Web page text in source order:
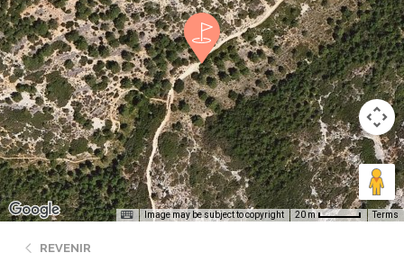
Image may be subject to copyright 20 m Terms
REVENIR